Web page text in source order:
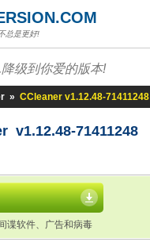
总是更好!
降级到你爱的版本!
» CCleaner v1.12.48-71411248
v1.12.48-71411248
谍软件、广告和病毒